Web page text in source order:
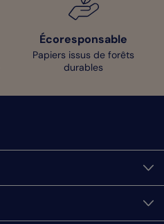
Écoresponsable
Papiers issus de forêts
durables